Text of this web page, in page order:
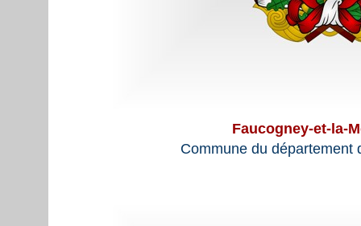
Faucogney-et-la-
Commune du département